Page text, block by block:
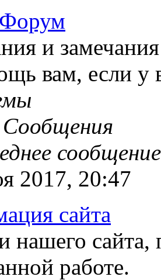
и
вам, если у
Сообщения
сообщение
2017, 20:47
сайта
нашего
работе.